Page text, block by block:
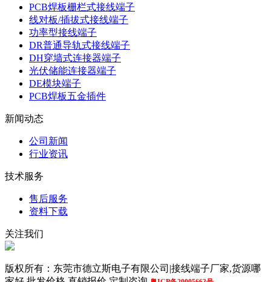
PCB焊板栅栏式接线端子
线对板/插拔式接线端子
功率型接线端子
DR普通导轨式接线端子
DH穿墙式连接器端子
光伏储能连接器端子
DE模块端子
PCB焊板五金插件
新闻动态
公司新闻
行业资讯
技术服务
售后服务
资料下载
关注我们
版权所有：东莞市德立斯电子有限公司|接线端子厂家,货源哪